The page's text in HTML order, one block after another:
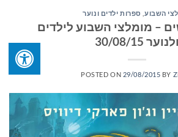
השבוע ספרות ילדים ונוער
– מומלצי השבוע לילדים
ולנוער 30/08/15
POSTED ON 29/08/2015 BY